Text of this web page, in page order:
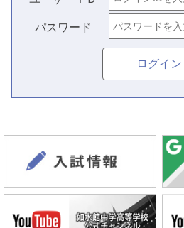
パスワード
ログイン